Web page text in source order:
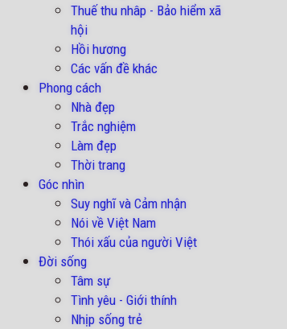
Thuế thu nhâp - Bảo hiểm xã
hội
Hồi hương
Các vấn đề khác
Phong cách
Nhà đẹp
Trắc nghiệm
Làm đẹp
Thời trang
Góc nhìn
Suy nghĩ và Cảm nhận
Nói về Việt Nam
Thói xấu của người Việt
Đời sống
Tâm sự
Tình yêu - Giới thính
Nhịp sống trẻ